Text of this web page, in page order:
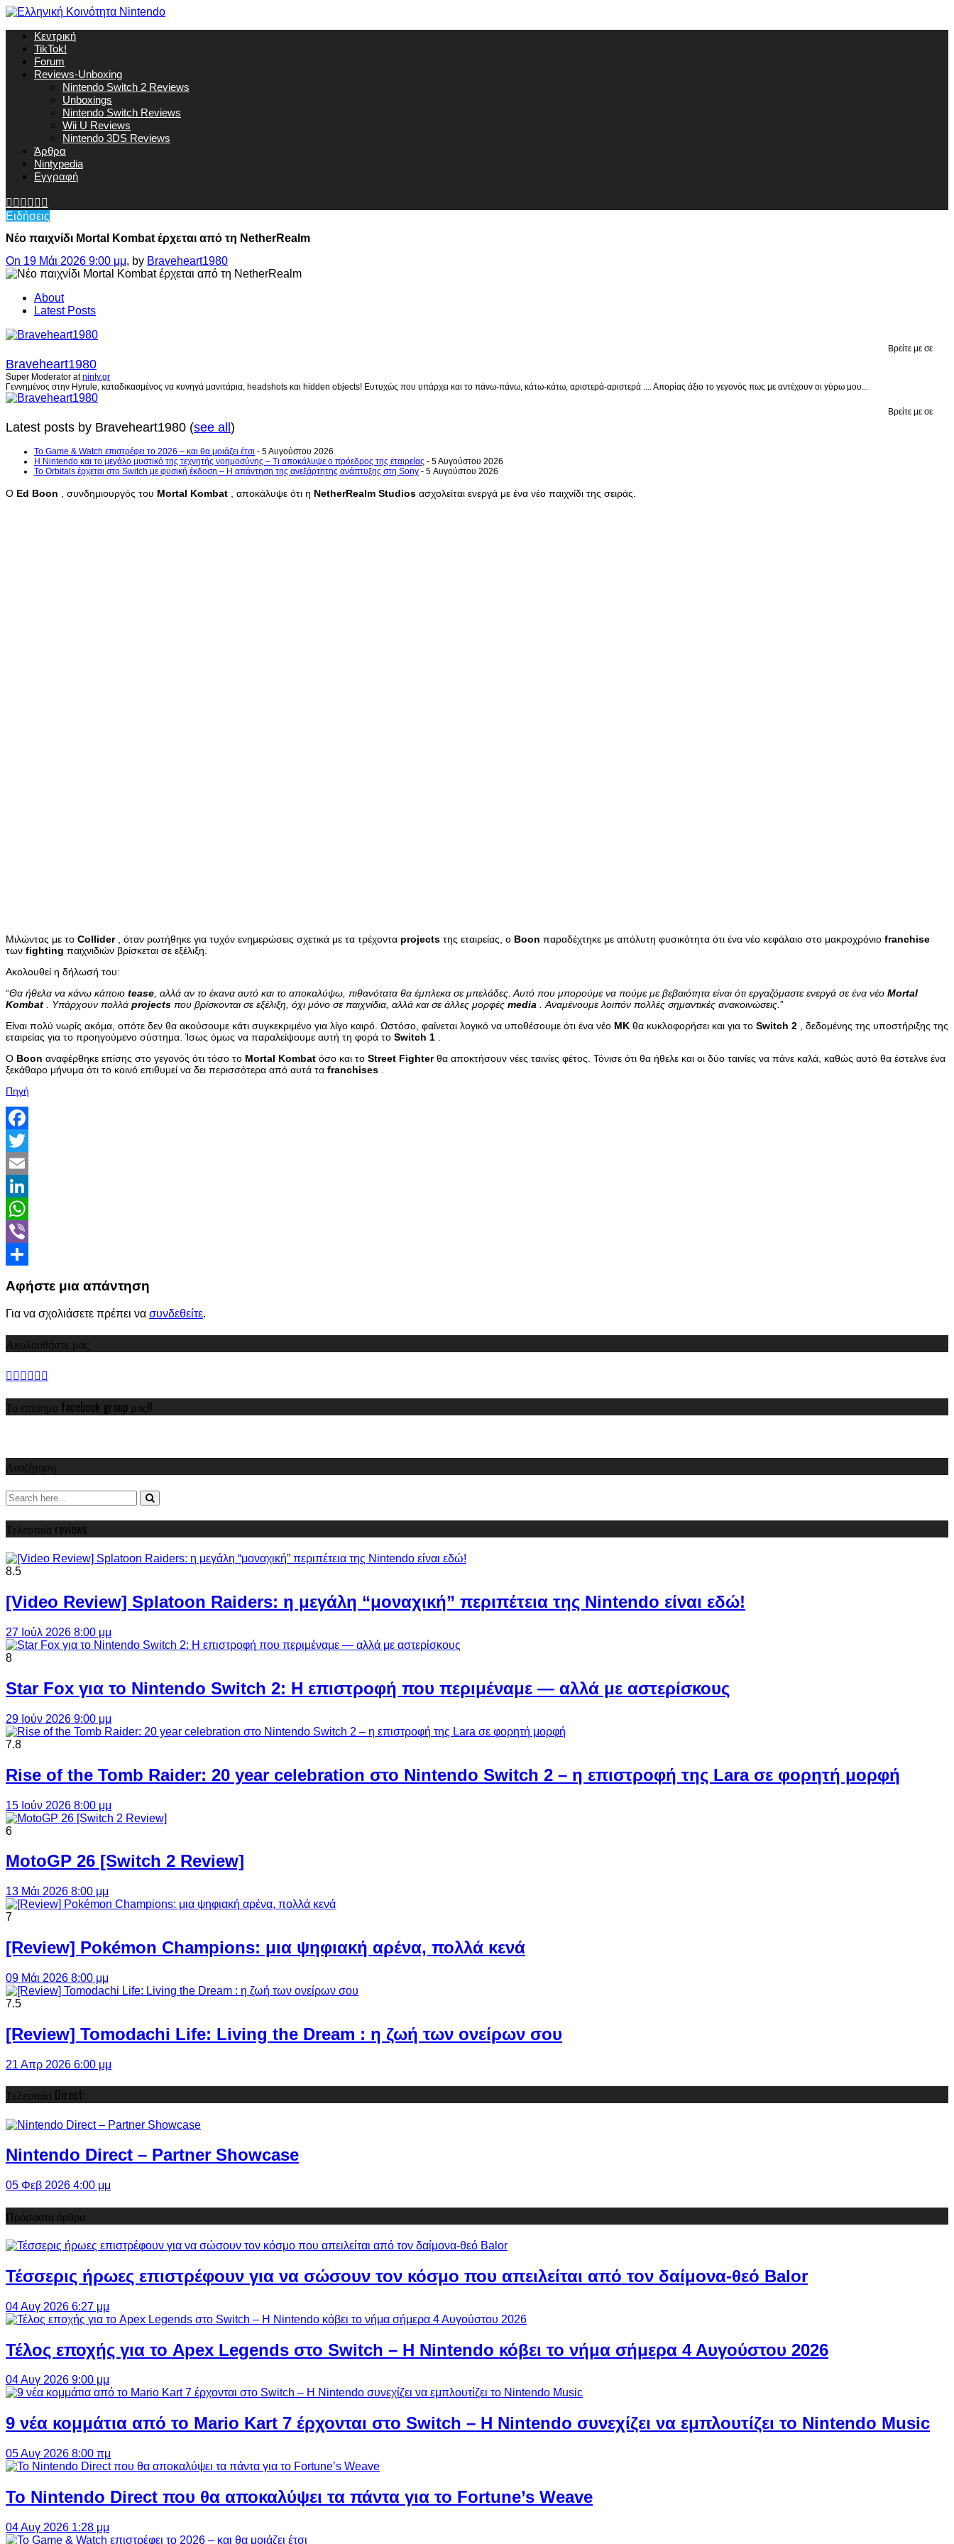
Κεντρική
TikTok!
Forum
Reviews-Unboxing
Nintendo Switch 2 Reviews
Unboxings
Nintendo Switch Reviews
Wii U Reviews
Nintendo 3DS Reviews
Άρθρα
Nintypedia
Εγγραφή
Ειδήσεις
Νέο παιχνίδι Mortal Kombat έρχεται από τη NetherRealm
On 19 Μάι 2026 9:00 μμ, by Braveheart1980
About
Latest Posts
Βρείτε με σε
Braveheart1980
Super Moderator atninty.gr
Γεννημένος στην Hyrule, καταδικασμένος να κυνηγά μανιτάρια, headshots και hidden objects! Ευτυχώς που υπάρχει και το πάνω-πάνω, κάτω-κάτω, αριστερά-αριστερά .... Απορίας άξιο το γεγονός πως με αντέχουν οι γύρω μου...
Βρείτε με σε
Latest posts by Braveheart1980 (see all)
Το Game & Watch επιστρέφει το 2026 – και θα μοιάζει έτσι - 5 Αυγούστου 2026
Η Nintendo και το μεγάλο μυστικό της τεχνητής νοημοσύνης – Τι αποκάλυψε ο πρόεδρος της εταιρείας - 5 Αυγούστου 2026
Το Orbitals έρχεται στο Switch με φυσική έκδοση – Η απάντηση της ανεξάρτητης ανάπτυξης στη Sony - 5 Αυγούστου 2026
Ο Ed Boon , συνδημιουργός του Mortal Kombat , αποκάλυψε ότι η NetherRealm Studios ασχολείται ενεργά με ένα νέο παιχνίδι της σειράς.
Μιλώντας με το Collider, όταν ρωτήθηκε για τυχόν ενημερώσεις σχετικά με τα τρέχοντα projects της εταιρείας, ο Boon παραδέχτηκε με απόλυτη φυσικότητα ότι ένα νέο κεφάλαιο στο μακροχρόνιο franchise
των fighting παιχνιδιών βρίσκεται σε εξέλιξη.
Ακολουθεί η δήλωσή του:
“Θα ήθελα να κάνω κάποιο tease , αλλά αν το έκανα αυτό και το αποκαλύψω, πιθανότατα θα έμπλεκα σε μπελάδες. Αυτό που μπορούμε να πούμε με βεβαιότητα είναι ότι εργαζόμαστε ενεργά σε ένα νέο Mortal
Kombat . Υπάρχουν πολλά projects που βρίσκονται σε εξέλιξη, όχι μόνο σε παιχνίδια, αλλά και σε άλλες μορφές media . Αναμένουμε λοιπόν πολλές σημαντικές ανακοινώσεις. ”
Είναι πολύ νωρίς ακόμα, οπότε δεν θα ακούσουμε κάτι συγκεκριμένο για λίγο καιρό. Ωστόσο, φαίνεται λογικό να υποθέσουμε ότι ένα νέο MK θα κυκλοφορήσει και για το Switch 2 , δεδομένης της υποστήριξης της
εταιρείας για το προηγούμενο σύστημα. Ίσως όμως να παραλείψουμε αυτή τη φορά το Switch 1
Ο Boon αναφέρθηκε επίσης στο γεγονός ότι τόσο το Mortal Kombat όσο και το Street Fighterθα αποκτήσουν νέες ταινίες φέτος. Τόνισε ότι θα ήθελε και οι δύο ταινίες να πάνε καλά, καθώς αυτό θα έστελνε ένα
ξεκάθαρο μήνυμα ότι το κοινό επιθυμεί να δει περισσότερα από αυτά τα franchises
Πηγή
Facebook
Twitter
Email
LinkedIn
WhatsApp
Viber
Αφήστε μια απάντηση
Για να σχολιάσετε πρέπει να συνδεθείτε.
Ακολουθήστε μας
Το επίσημο facebook group μας!!
Αναζήτηση
Τελευταία reviews
8.5
[Video Review] Splatoon Raiders: η μεγάλη “μοναχική” περιπέτεια της Nintendo είναι εδώ!
27 Ιούλ 2026 8:00 μμ
8
Star Fox για το Nintendo Switch 2: Η επιστροφή που περιμέναμε — αλλά με αστερίσκους
29 Ιούν 2026 9:00 μμ
7.8
Rise of the Tomb Raider: 20 year celebration στο Nintendo Switch 2 – η επιστροφή της Lara σε φορητή μορφή
15 Ιούν 2026 8:00 μμ
6
MotoGP 26 [Switch 2 Review]
13 Μάι 2026 8:00 μμ
7
[Review] Pokémon Champions: μια ψηφιακή αρένα, πολλά κενά
09 Μάι 2026 8:00 μμ
7.5
[Review] Tomodachi Life: Living the Dream : η ζωή των ονείρων σου
21 Απρ 2026 6:00 μμ
Τελευταίο Direct:
Nintendo Direct – Partner Showcase
05 Φεβ 2026 4:00 μμ
Πρόσφατα άρθρα
Τέσσερις ήρωες επιστρέφουν για να σώσουν τον κόσμο που απειλείται από τον δαίμονα-θεό Balor
04 Αυγ 2026 6:27 μμ
Τέλος εποχής για το Apex Legends στο Switch – Η Nintendo κόβει το νήμα σήμερα 4 Αυγούστου 2026
04 Αυγ 2026 9:00 μμ
9 νέα κομμάτια από το Mario Kart 7 έρχονται στο Switch – Η Nintendo συνεχίζει να εμπλουτίζει το Nintendo Music
05 Αυγ 2026 8:00 πμ
Το Nintendo Direct που θα αποκαλύψει τα πάντα για το Fortune’s Weave
04 Αυγ 2026 1:28 μμ